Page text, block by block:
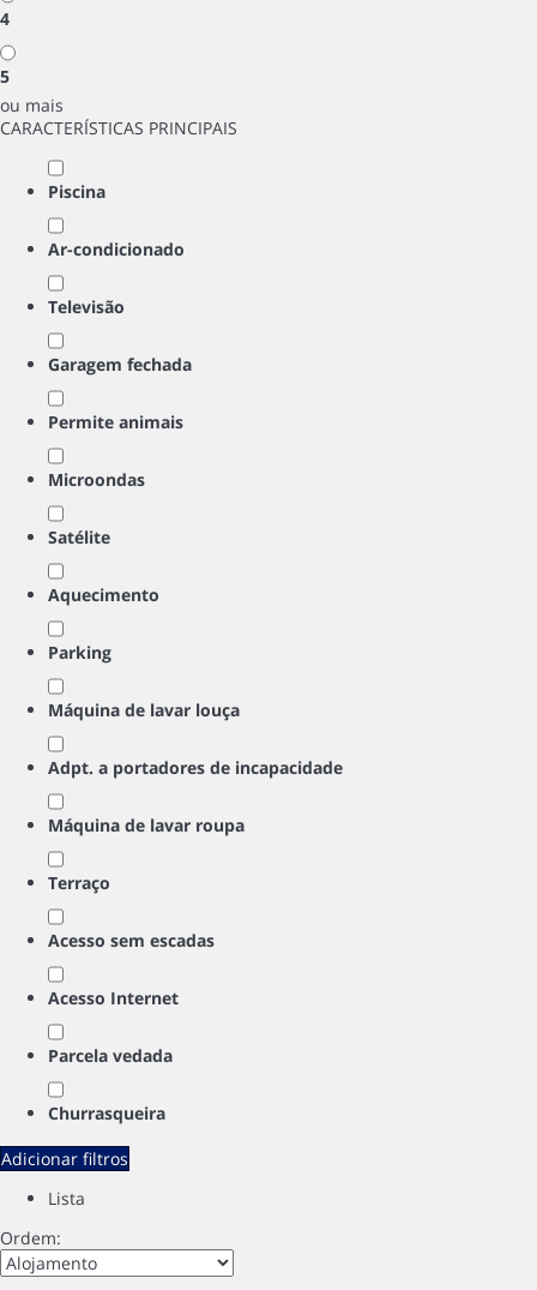
4
5
ou mais
CARACTERÍSTICAS PRINCIPAIS
Piscina
Ar-condicionado
Televisão
Garagem fechada
Permite animais
Microondas
Satélite
Aquecimento
Parking
Máquina de lavar louça
Adpt. a portadores de incapacidade
Máquina de lavar roupa
Terraço
Acesso sem escadas
Acesso Internet
Parcela vedada
Churrasqueira
Adicionar filtros
Lista
Ordem: